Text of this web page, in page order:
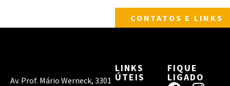
CONTATOS E LINKS
Av. Prof. Mário Werneck, 3301
LINKS
ÚTEIS
FIQUE
LIGADO